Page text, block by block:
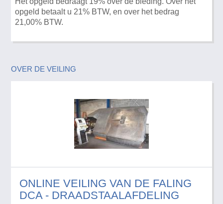
opgeld betaalt u 21% BTW, en over het bedrag
21,00% BTW.
OVER DE VEILING
ONLINE VEILING VAN DE FALING
DCA - DRAADSTAALAFDELING